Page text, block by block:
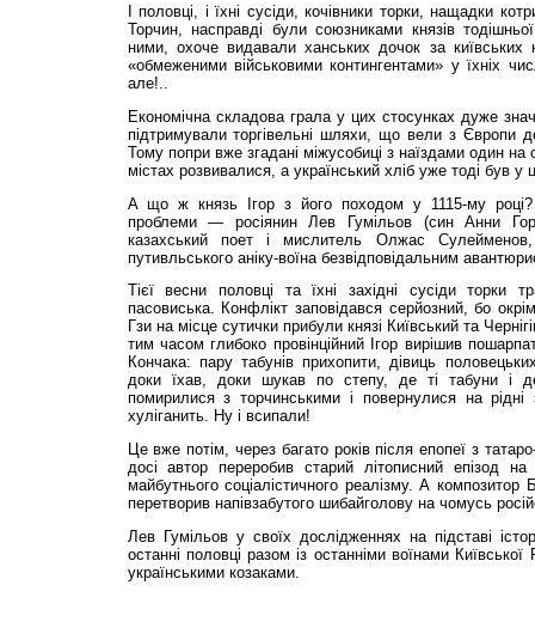
І половці, і їхні сусіди, кочівники торки, нащадки
Торчин, насправді були союзниками князів
ними, охоче видавали ханських дочок за київських
«обмеженими військовими контингентами» у їхніх
але!..
Економічна складова грала у цих стосунках дуже
підтримували торгівельні шляхи, що вели з Європи
Тому попри вже згадані міжусобиці з наїздами один на
містах розвивалися, а український хліб уже тоді був у
А що ж князь Ігор з його походом у 1115-му році?
проблеми — росіянин Лев Гумільов (син Анни
казахський поет і мислитель Олжас
путивльського аніку-воїна безвідповідальним
Тієї весни половці та їхні західні сусіди торки
пасовиська. Кон­флікт заповідався серйозний, бо
Гзи на місце сутички прибули князі Київський та
тим часом глибоко провінційний Ігор вирішив
Кончака: пару табунів прихопити, дівиць
доки їхав, доки шукав по степу, де ті табуни і де
помирилися з торчинськими і повернулися на
хуліганить. Ну і всипали!
Це вже потім, через багато років після епопеї з
досі автор переробив старий літописний епізод на
майбутнього соціалістичного реалізму. А
перетворив напівзабутого шибайголову на чомусь
Лев Гумільов у своїх дослідженнях на підставі
останні половці разом із останніми воїнами
українськими козаками.